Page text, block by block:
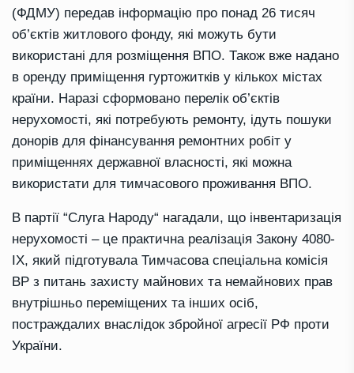
(ФДМУ) передав інформацію про понад 26 тисяч
об’єктів житлового фонду, які можуть бути
використані для розміщення ВПО. Також вже надано
в оренду приміщення гуртожитків у кількох містах
країни. Наразі сформовано перелік об’єктів
нерухомості, які потребують ремонту, ідуть пошуки
донорів для фінансування ремонтних робіт у
приміщеннях державної власності, які можна
використати для тимчасового проживання ВПО.
В партії “Слуга Народу“ нагадали, що інвентаризація
нерухомості – це практична реалізація Закону 4080-
IX, який підготувала Тимчасова спеціальна комісія
ВР з питань захисту майнових та немайнових прав
внутрішньо переміщених та інших осіб,
постраждалих внаслідок збройної агресії РФ проти
України.